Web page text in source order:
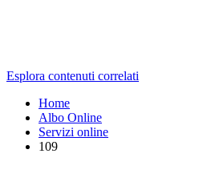
Esplora contenuti correlati
Home
Albo Online
Servizi online
109